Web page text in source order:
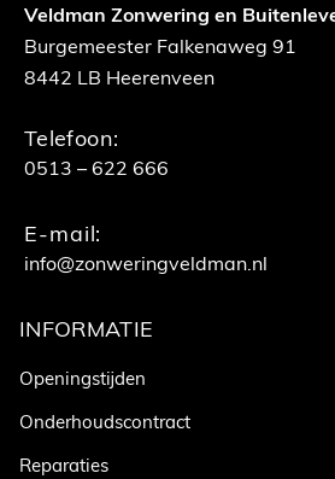
Veldman Zonwering en
Burgemeester Falkenaweg 91
8442 LB Heerenveen
Telefoon:
0513 – 622 666
E-mail:
info@zonweringveldman.nl
INFORMATIE
Openingstijden
Onderhoudscontract
Reparaties